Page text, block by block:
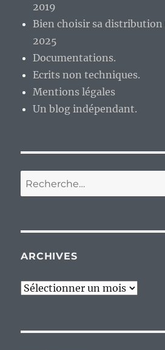
2019
Bien choisir sa
2025
Documentations.
Ecrits non techniques.
Mentions légales
Un blog indépendant.
Recherche
pour :
ARCHIVES
Archives